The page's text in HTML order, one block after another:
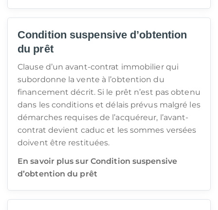
Condition suspensive d’obtention
du prêt
Clause d’un avant-contrat immobilier qui
subordonne la vente à l’obtention du
financement décrit. Si le prêt n’est pas obtenu
dans les conditions et délais prévus malgré les
démarches requises de l’acquéreur, l’avant-
contrat devient caduc et les sommes versées
doivent être restituées.
En savoir plus sur Condition suspensive
d’obtention du prêt